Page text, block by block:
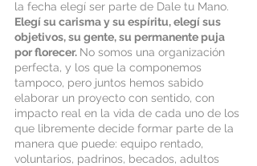
la fecha elegí ser parte de Dale tu Mano.
Elegí su carisma y su espíritu, elegí sus
objetivos, su gente, su permanente puja
por florecer. No somos una organización
perfecta, y los que la componemos
tampoco, pero juntos hemos sabido
elaborar un proyecto con sentido, con
impacto real en la vida de cada uno de los
que libremente decide formar parte de la
manera que puede: equipo rentado,
voluntarios, padrinos, becados, adultos